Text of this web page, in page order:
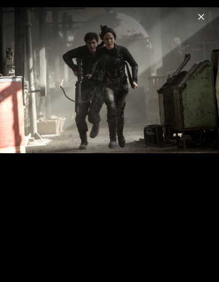
Menu
Die Tribute von Panem
Home News Musik Videos Fotos Biografie
Mockingjay Teil 1 - Pressefotos 2014